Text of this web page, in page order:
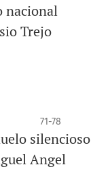
nacional
Trejo
71-78
silencioso
Angel